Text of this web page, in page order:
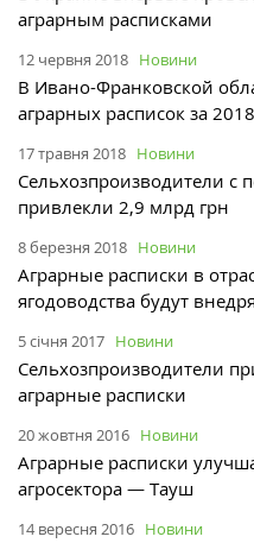
аграрным расписками
12 червня 2018 Новини
В Ивано-Франковской
аграрных расписок за 2018
17 травня 2018 Новини
Сельхозпроизводители с
привлекли 2,9 млрд грн
8 березня 2018 Новини
Аграрные расписки в
ягодоводства будут
5 січня 2017 Новини
Сельхозпроизводители
аграрные расписки
20 жовтня 2016 Новини
Аграрные расписки
агросектора — Тауш
14 вересня 2016 Новини